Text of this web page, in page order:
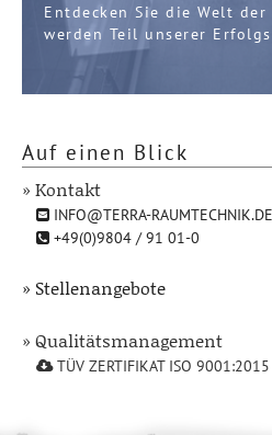
Entdecken Sie die Welt der
werden Teil unserer
Auf einen Blick
» Kontakt
INFO@TERRA-RAUMTECHNIK.DE
+49(0)9804 / 91 01-0
» Stellenangebote
» Qualitätsmanagement
TÜV ZERTIFIKAT ISO 9001:2015